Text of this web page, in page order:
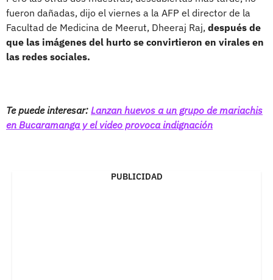
fueron dañadas, dijo el viernes a la AFP el director de la
Facultad de Medicina de Meerut, Dheeraj Raj, después de
que las imágenes del hurto se convirtieron en virales en
las redes sociales.
Te puede interesar: Lanzan huevos a un grupo de mariachis
en Bucaramanga y el video provoca indignación
PUBLICIDAD